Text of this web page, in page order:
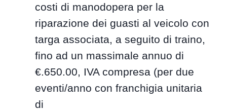
costi di manodopera per la
riparazione dei guasti al veicolo con
targa associata, a seguito di traino,
fino ad un massimale annuo di
€.650.00, IVA compresa (per due
eventi/anno con franchigia unitaria
di